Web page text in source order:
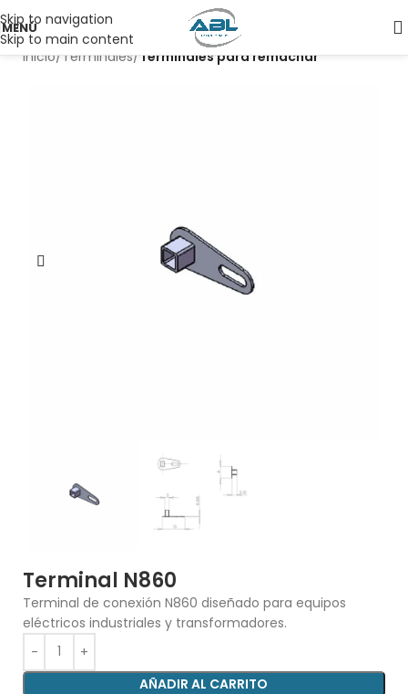
Skip to navigation
Skip to main content
MENÚ
Inicio Terminales Terminales para remachar
Terminal N860
Terminal de conexión N860 diseñado para equipos
eléctricos industriales y transformadores.
AÑADIR AL CARRITO